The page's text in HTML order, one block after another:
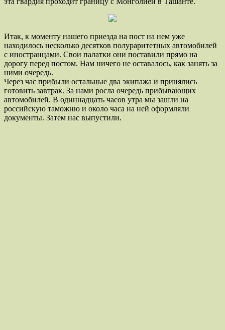
Итак, к моменту нашего приезда на пост на нем уже
находилось несколько десятков полураритетных автомобилей
с иностранцами. Свои палатки они поставили прямо на
дорогу перед постом. Нам ничего не оставалось, как занять за
ними очередь.
Через час прибыли остальные два экипажа и принялись
готовить завтрак. За нами росла очередь прибывающих
автомобилей. В одиннадцать часов утра мы зашли на
российскую таможню и около часа на ней оформляли
документы. Затем нас выпустили.